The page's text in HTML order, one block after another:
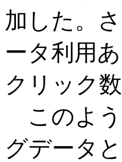
加した。
ータ利用
クリック
このよう
グデータ